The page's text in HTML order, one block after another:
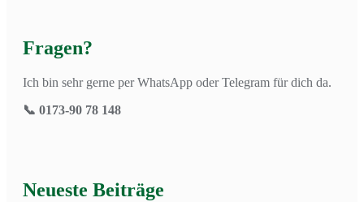
Fragen?
Ich bin sehr gerne per WhatsApp oder Telegram für dich da.
📞 0173-90 78 148
Neueste Beiträge